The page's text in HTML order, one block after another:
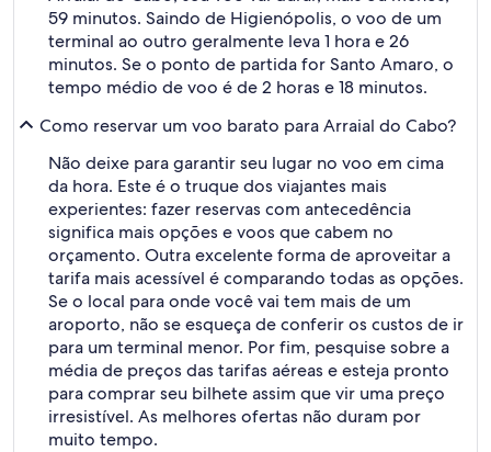
59 minutos. Saindo de Higienópolis, o voo de um
terminal ao outro geralmente leva 1 hora e 26
minutos. Se o ponto de partida for Santo Amaro, o
tempo médio de voo é de 2 horas e 18 minutos.
Como reservar um voo barato para Arraial do Cabo?
Não deixe para garantir seu lugar no voo em cima
da hora. Este é o truque dos viajantes mais
experientes: fazer reservas com antecedência
significa mais opções e voos que cabem no
orçamento. Outra excelente forma de aproveitar a
tarifa mais acessível é comparando todas as opções.
Se o local para onde você vai tem mais de um
aroporto, não se esqueça de conferir os custos de ir
para um terminal menor. Por fim, pesquise sobre a
média de preços das tarifas aéreas e esteja pronto
para comprar seu bilhete assim que vir uma preço
irresistível. As melhores ofertas não duram por
muito tempo.